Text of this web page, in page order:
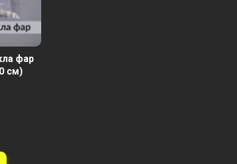
фар
см)